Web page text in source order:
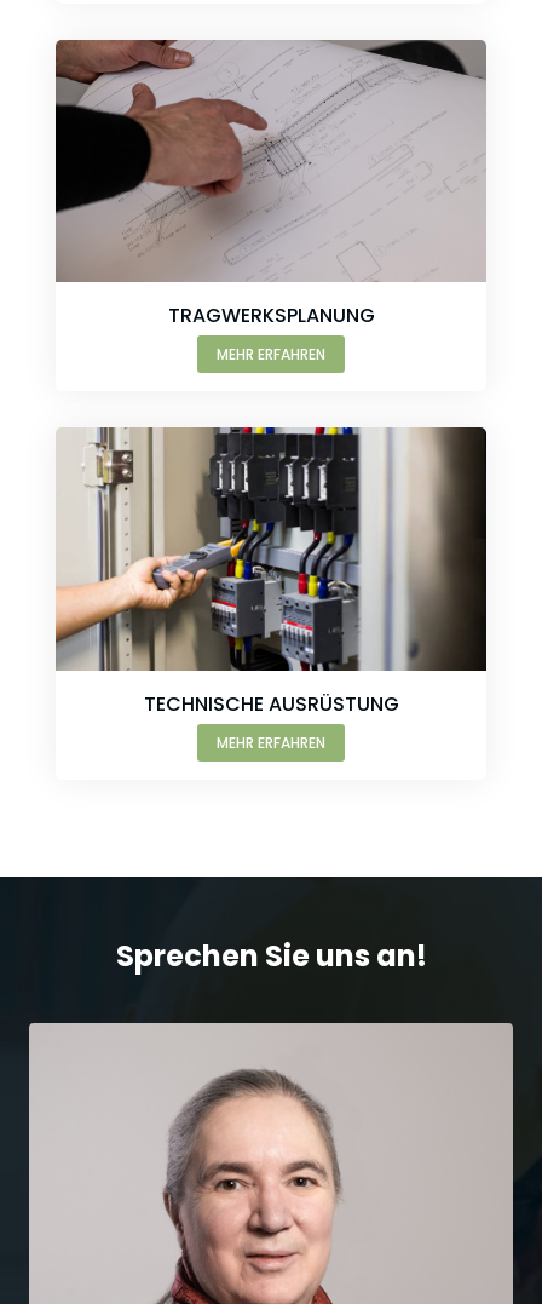
TRAGWERKSPLANUNG
MEHR ERFAHREN
TECHNISCHE AUSRÜSTUNG
MEHR ERFAHREN
Sprechen Sie uns an!